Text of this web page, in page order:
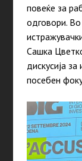
повеќе за
одговори.
Сашка
дискусија
посебен